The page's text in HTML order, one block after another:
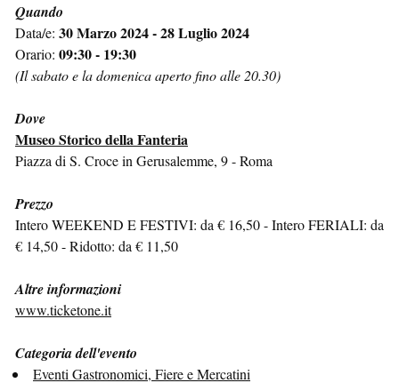
Quando
Data/e: 30 Marzo 2024 - 28 Luglio 2024
Orario: 09:30 - 19:30
(Il sabato e la domenica aperto fino alle 20.30)
Dove
Museo Storico della Fanteria
Piazza di S. Croce in Gerusalemme, 9 - Roma
Prezzo
Intero WEEKEND E FESTIVI: da € 16,50 - Intero FERIALI: da
€ 14,50 - Ridotto: da € 11,50
Altre informazioni
www.ticketone.it
Categoria dell'evento
Eventi Gastronomici, Fiere e Mercatini